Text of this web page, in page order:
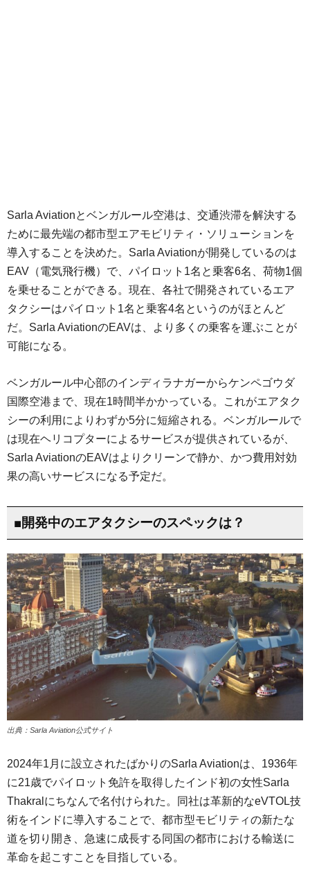
Sarla Aviationとベンガルール空港は、交通渋滞を解決する
ために最先端の都市型エアモビリティ・ソリューションを
導入することを決めた。Sarla Aviationが開発しているのは
EAV（電気飛行機）で、パイロット1名と乗客6名、荷物1個
を乗せることができる。現在、各社で開発されているエア
タクシーはパイロット1名と乗客4名というのがほとんど
だ。Sarla AviationのEAVは、より多くの乗客を運ぶことが
可能になる。
ベンガルール中心部のインディラナガーからケンペゴウダ
国際空港まで、現在1時間半かかっている。これがエアタク
シーの利用によりわずか5分に短縮される。ベンガルールで
は現在ヘリコプターによるサービスが提供されているが、
Sarla AviationのEAVはよりクリーンで静か、かつ費用対効
果の高いサービスになる予定だ。
■開発中のエアタクシーのスペックは？
出典：Sarla Aviation公式サイト
2024年1月に設立されたばかりのSarla Aviationは、1936年
に21歳でパイロット免許を取得したインド初の女性Sarla
Thakralにちなんで名付けられた。同社は革新的なeVTOL技
術をインドに導入することで、都市型モビリティの新たな
道を切り開き、急速に成長する同国の都市における輸送に
革命を起こすことを目指している。